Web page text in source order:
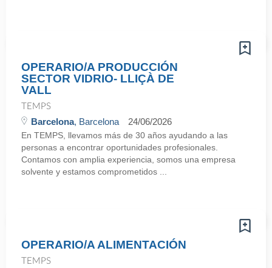
OPERARIO/A PRODUCCIÓN
SECTOR VIDRIO- LLIÇÀ DE
VALL
TEMPS
Barcelona, Barcelona 24/06/2026
En TEMPS, llevamos más de 30 años ayudando a las
personas a encontrar oportunidades profesionales.
Contamos con amplia experiencia, somos una empresa
solvente y estamos comprometidos ...
OPERARIO/A ALIMENTACIÓN
TEMPS